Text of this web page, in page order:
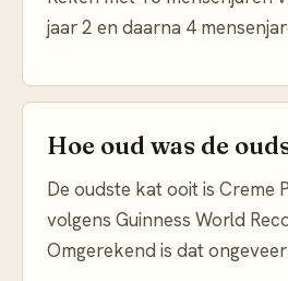
jaar 2 en daarna 4
Hoe oud was de
De oudste kat ooit is Creme
volgens Guinness World
Omgerekend is dat